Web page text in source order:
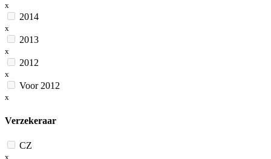
x
2014
x
2013
x
2012
x
Voor 2012
x
Verzekeraar
CZ
x